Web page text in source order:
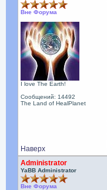
Вне Форума
I love The Earth!
Сообщений: 14492
The Land of HealPlanet
Наверх
Administrator
YaBB Administrator
Вне Форума